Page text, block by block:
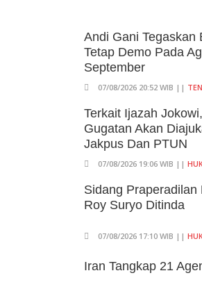
Andi Gani Tegaskan
Tetap Demo Pada
September
07/08/2026 20:52 WIB ||
Terkait Ijazah
Gugatan Akan
Jakpus Dan PTUN
07/08/2026 19:06 WIB ||
Sidang Praperadilan
Roy Suryo Ditinda
07/08/2026 17:10 WIB ||
Iran Tangkap 21